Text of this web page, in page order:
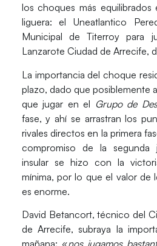
los choques más
liguera: el Uneatlantico
Municipal de Titerroy para
Lanzarote Ciudad de Arrecife,
La importancia del choque
plazo, dado que posiblemente
que jugar en el Grupo de
fase, y ahí se arrastran los
rivales directos en la primera
compromiso de la segunda
insular se hizo con la
mínima, por lo que el valor de
es enorme.
David Betancort, técnico del
de Arrecife, subraya la
mañana: «nos jugamos